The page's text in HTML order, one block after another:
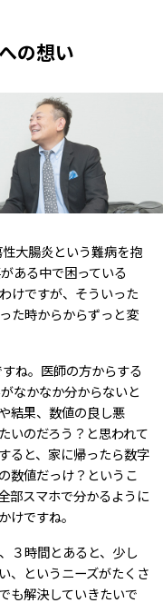
の想い
大腸炎という難病を抱
ある中で困っている
けですが、そういった
た時からからずっと変
ね。医師の方からする
なかなか分からないと
結果、数値の良し悪
いのだろう？と思われて
ると、家に帰ったら数字
数値だっけ？というこ
部スマホで分かるように
けですね。
３時間とあると、少し
、というニーズがたくさ
も解決していきたいで